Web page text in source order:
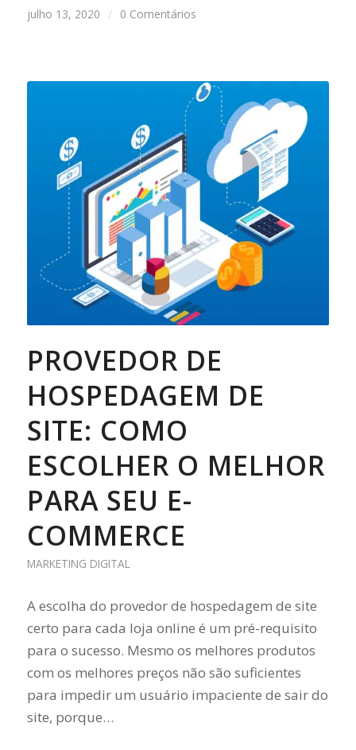
julho 13, 2020 / 0 Comentários
PROVEDOR DE
HOSPEDAGEM DE
SITE: COMO
ESCOLHER O MELHOR
PARA SEU E-
COMMERCE
MARKETING DIGITAL
A escolha do provedor de hospedagem de site
certo para cada loja online é um pré-requisito
para o sucesso. Mesmo os melhores produtos
com os melhores preços não são suficientes
para impedir um usuário impaciente de sair do
site, porque…